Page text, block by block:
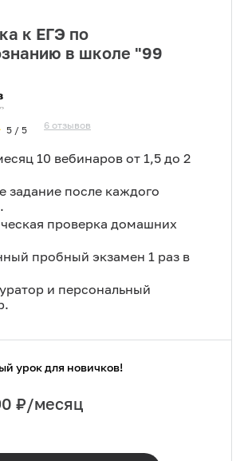
к ЕГЭ по
в школе "99
5/ 5 6 отзывов
10 вебинаров от 1,5 до 2
задание после каждого
проверка домашних
пробный экзамен 1 раз в
и персональный
урок для новичков!
₽/месяц